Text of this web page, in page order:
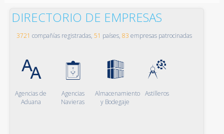
DIRECTORIO DE EMPRESAS
3721 compañías registradas, 51 países, 83 empresas patrocinadas
Agencias de
Aduana
Agencias
Navieras
Almacenamiento
y Bodegaje
Astilleros